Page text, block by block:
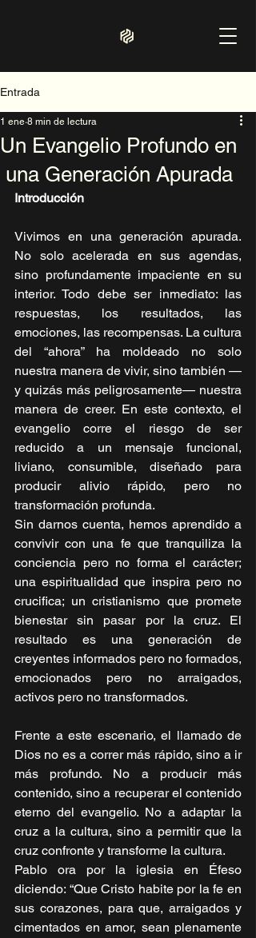
Entrada
Un Evangelio Profundo en
una Generación Apurada
1 ene 8 min de lectura
Introducción
Vivimos en una generación apurada.
No solo acelerada en sus agendas,
sino profundamente impaciente en su
interior. Todo debe ser inmediato: las
respuestas, los resultados, las
emociones, las recompensas. La cultura
del “ahora” ha moldeado no solo
nuestra manera de vivir, sino también —
y quizás más peligrosamente— nuestra
manera de creer. En este contexto, el
evangelio corre el riesgo de ser
reducido a un mensaje funcional,
liviano, consumible, diseñado para
producir alivio rápido, pero no
transformación profunda.
Sin darnos cuenta, hemos aprendido a
convivir con una fe que tranquiliza la
conciencia pero no forma el carácter;
una espiritualidad que inspira pero no
crucifica; un cristianismo que promete
bienestar sin pasar por la cruz. El
resultado es una generación de
creyentes informados pero no formados,
emocionados pero no arraigados,
activos pero no transformados.
Frente a este escenario, el llamado de
Dios no es a correr más rápido, sino a ir
más profundo. No a producir más
contenido, sino a recuperar el contenido
eterno del evangelio. No a adaptar la
cruz a la cultura, sino a permitir que la
cruz confronte y transforme la cultura.
Pablo ora por la iglesia en Éfeso
diciendo: “Que Cristo habite por la fe en
sus corazones, para que, arraigados y
cimentados en amor, sean plenamente